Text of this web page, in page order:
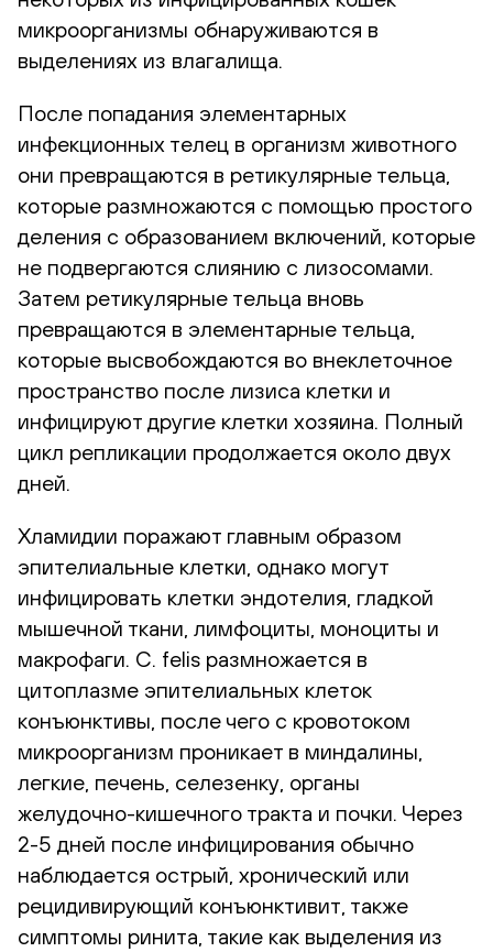
микроорганизмы обнаруживаются в
выделениях из влагалища.
После попадания элементарных
инфекционных телец в организм животного
они превращаются в ретикулярные тельца,
которые размножаются с помощью простого
деления с образованием включений, которые
не подвергаются слиянию с лизосомами.
Затем ретикулярные тельца вновь
превращаются в элементарные тельца,
которые высвобождаются во внеклеточное
пространство после лизиса клетки и
инфицируют другие клетки хозяина. Полный
цикл репликации продолжается около двух
дней.
Хламидии поражают главным образом
эпителиальные клетки, однако могут
инфицировать клетки эндотелия, гладкой
мышечной ткани, лимфоциты, моноциты и
макрофаги. C. felis размножается в
цитоплазме эпителиальных клеток
конъюнктивы, после чего с кровотоком
микроорганизм проникает в миндалины,
легкие, печень, селезенку, органы
желудочно-кишечного тракта и почки. Через
2-5 дней после инфицирования обычно
наблюдается острый, хронический или
рецидивирующий конъюнктивит, также
симптомы ринита, такие как выделения из